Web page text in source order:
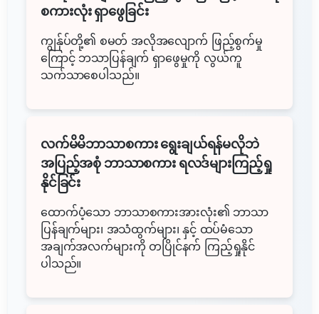
စကားလုံး ရှာဖွေခြင်း
ကျွန်ုပ်တို့၏ စမတ် အလိုအလျောက် ဖြည့်စွက်မှု
ကြောင့် ဘသာပြန်ချက် ရှာဖွေမှုကို လွယ်ကူ
သက်သာစေပါသည်။
လက်မိမိဘာသာစကား ရွေးချယ်ရန်မလိုဘဲ
အပြည့်အစုံ ဘာသာစကား ရလဒ်များကြည့်ရှု
နိုင်ခြင်း
ထောက်ပံ့သော ဘာသာစကားအားလုံး၏ ဘာသာ
ပြန်ချက်များ၊ အသံထွက်များ၊ နှင့် ထပ်မံသော
အချက်အလက်များကို တပြိုင်နက် ကြည့်ရှုနိုင်
ပါသည်။